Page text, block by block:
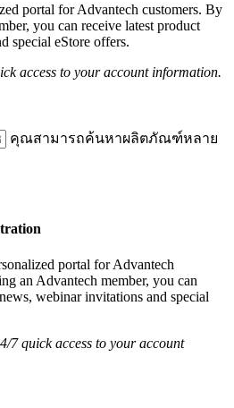
portal for Advantech customers. By
you can receive latest product
special eStore offers.
access to your account information.
คุณสามารถค้นหาผลิตภัณฑ์หลาย
portal for Advantech
an Advantech member, you can
webinar invitations and special
7 quick access to your account